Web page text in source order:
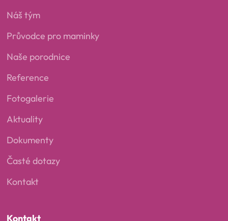
Náš tým
Průvodce pro maminky
Naše porodnice
Reference
Fotogalerie
Aktuality
Dokumenty
Časté dotazy
Kontakt
Kontakt